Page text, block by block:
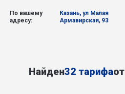
По вашему
адресу:
Казань, ул Малая
Армавирская, 93
Найден32 тарифаот